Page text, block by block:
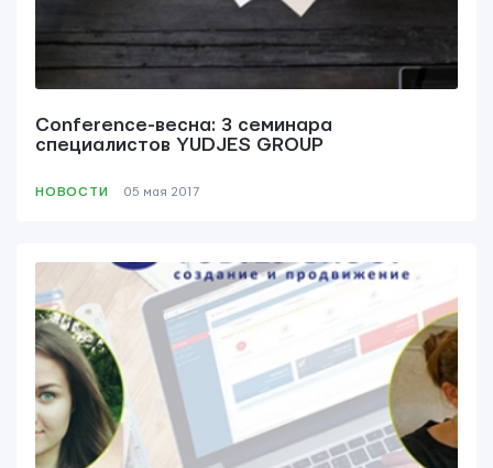
Conference-весна: 3 семинара
специалистов YUDJES GROUP
НОВОСТИ 05 мая 2017
Контактная информация
info@yudjes.com
Rävala pst 8-ruum 810, 10143, Tallinn
Yudjes OÜ